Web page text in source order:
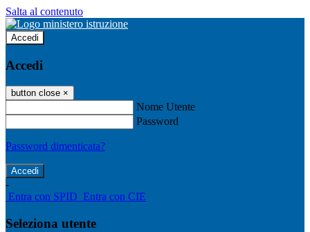
Salta al contenuto
Accedi
Accedi
button close ×
Nome Utente
Password
Password dimenticata?
-
Entra con SPID Entra con CIE
Seleziona utente